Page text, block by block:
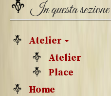
In questa sezione
Atelier
Atelier
Place
Home